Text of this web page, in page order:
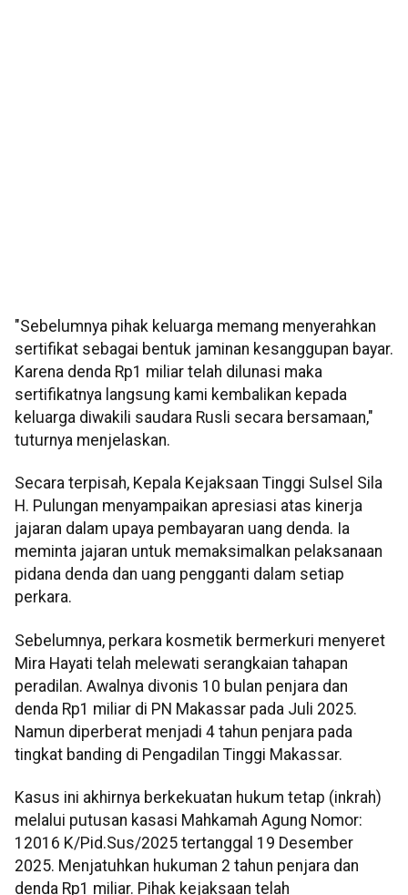
"Sebelumnya pihak keluarga memang menyerahkan
sertifikat sebagai bentuk jaminan kesanggupan bayar.
Karena denda Rp1 miliar telah dilunasi maka
sertifikatnya langsung kami kembalikan kepada
keluarga diwakili saudara Rusli secara bersamaan,"
tuturnya menjelaskan.
Secara terpisah, Kepala Kejaksaan Tinggi Sulsel Sila
H. Pulungan menyampaikan apresiasi atas kinerja
jajaran dalam upaya pembayaran uang denda. Ia
meminta jajaran untuk memaksimalkan pelaksanaan
pidana denda dan uang pengganti dalam setiap
perkara.
Sebelumnya, perkara kosmetik bermerkuri menyeret
Mira Hayati telah melewati serangkaian tahapan
peradilan. Awalnya divonis 10 bulan penjara dan
denda Rp1 miliar di PN Makassar pada Juli 2025.
Namun diperberat menjadi 4 tahun penjara pada
tingkat banding di Pengadilan Tinggi Makassar.
Kasus ini akhirnya berkekuatan hukum tetap (inkrah)
melalui putusan kasasi Mahkamah Agung Nomor:
12016 K/Pid.Sus/2025 tertanggal 19 Desember
2025. Menjatuhkan hukuman 2 tahun penjara dan
denda Rp1 miliar. Pihak kejaksaan telah